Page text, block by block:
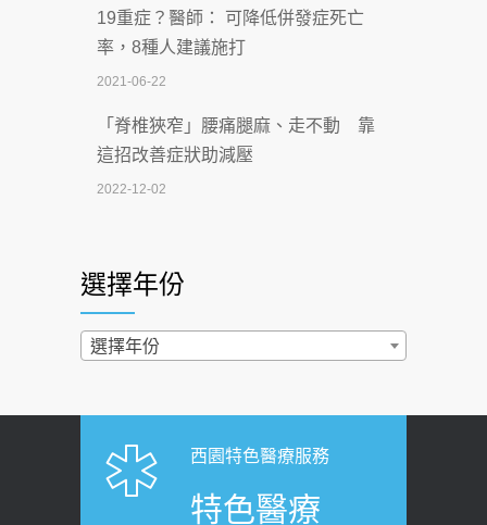
一手刮」】 宣導
2026-07-02
2026-07-02
4連霸議員黃秋澤癌逝！食道癌為何奪命
西園醫院55周年 7／10捐血公益活動 邀
民眾熱血響應
2026-06-30
健康肛門痛都是痔瘡?醫談瘍瘍瘻管與肛
裂差異 逾50歲民眾可做1事
19重症？醫師： 可降低併發症死亡
率，8種人建議施打
2021-06-22
「脊椎狹窄」腰痛腿麻、走不動 靠
這招改善症狀助減壓
2022-12-02
2022-02-17
過量維生素D和鈣恐罹癌? 醫師釋
「落枕」不要大力按脖子！ 1招「伸
展運動」預防落枕
選擇年份
選擇年份
西園特色醫療服務
特色醫療